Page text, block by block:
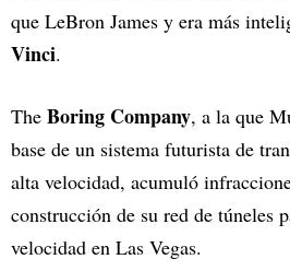
que LeBron James y era más
Vinci.
The Boring Company, a la que
base de un sistema futurista de
alta velocidad, acumuló
construcción de su red de túneles
velocidad en Las Vegas.